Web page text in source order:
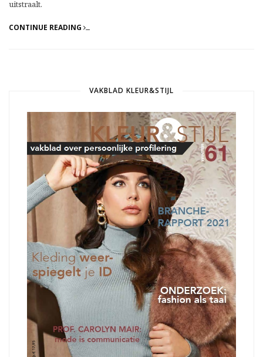
uitstraalt.
CONTINUE READING
VAKBLAD KLEUR&STIJL